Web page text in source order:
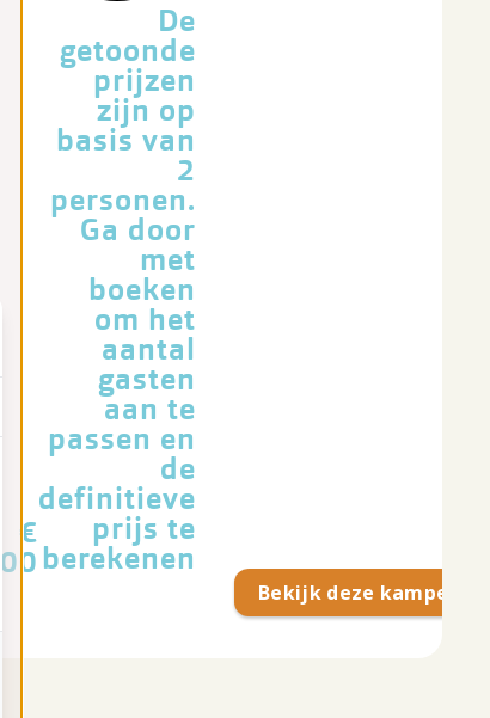
€
De
getoonde
prijzen
zijn op
basis van
2
personen.
Ga door
met
boeken
om het
aantal
gasten
aan te
passen en
de
definitieve
prijs te
berekenen
Bekijk deze